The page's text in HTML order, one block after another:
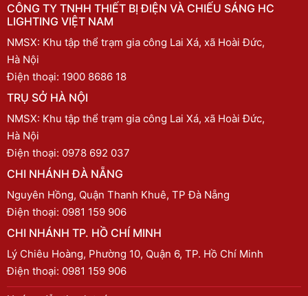
CÔNG TY TNHH THIẾT BỊ ĐIỆN VÀ CHIẾU SÁNG HC
LIGHTING VIỆT NAM
NMSX: Khu tập thể trạm gia công Lai Xá, xã Hoài Đức,
Hà Nội
Điện thoại: 1900 8686 18
TRỤ SỞ HÀ NỘI
NMSX: Khu tập thể trạm gia công Lai Xá, xã Hoài Đức,
Hà Nội
Điện thoại: 0978 692 037
CHI NHÁNH ĐÀ NẴNG
Nguyên Hồng, Quận Thanh Khuê, TP Đà Nẵng
Điện thoại: 0981 159 906
CHI NHÁNH TP. HỒ CHÍ MINH
Lý Chiêu Hoàng, Phường 10, Quận 6, TP. Hồ Chí Minh
Điện thoại: 0981 159 906